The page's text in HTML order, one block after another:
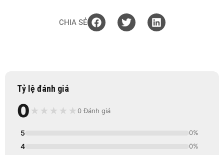
CHIA SẺ
Tỷ lệ đánh giá
0 ★ ★ ★ ★ ★0 Đánh giá
5 0%
4 0%